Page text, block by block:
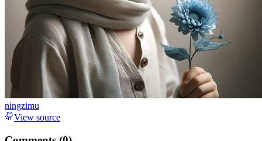
ningzimu
View source